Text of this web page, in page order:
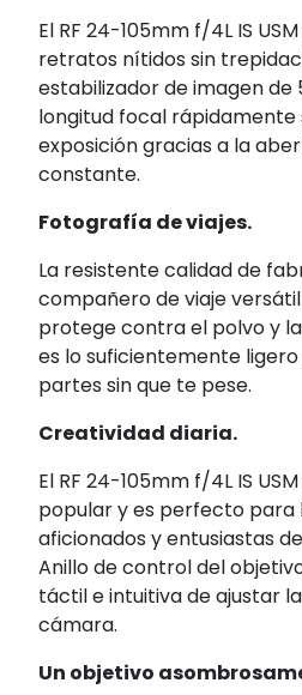
El RF 24-105mm f/4L IS
retratos nítidos sin
estabilizador de imagen de
longitud focal rápidamente
exposición gracias a la
constante.
Fotografía de viajes.
La resistente calidad de
compañero de viaje
protege contra el polvo y
es lo suficientemente
partes sin que te pese.
Creatividad diaria.
El RF 24-105mm f/4L IS
popular y es perfecto para
aficionados y entusiastas
Anillo de control del
táctil e intuitiva de ajustar
cámara.
Un objetivo